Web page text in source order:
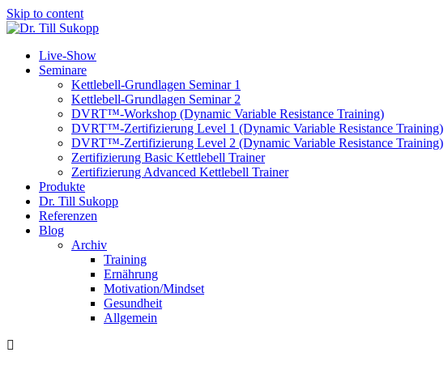
Skip to content
Live-Show
Seminare
Kettlebell-Grundlagen Seminar 1
Kettlebell-Grundlagen Seminar 2
DVRT™-Workshop (Dynamic Variable Resistance Training)
DVRT™-Zertifizierung Level 1 (Dynamic Variable Resistance Training)
DVRT™-Zertifizierung Level 2 (Dynamic Variable Resistance Training)
Zertifizierung Basic Kettlebell Trainer
Zertifizierung Advanced Kettlebell Trainer
Produkte
Dr. Till Sukopp
Referenzen
Blog
Archiv
Training
Ernährung
Motivation/Mindset
Gesundheit
Allgemein